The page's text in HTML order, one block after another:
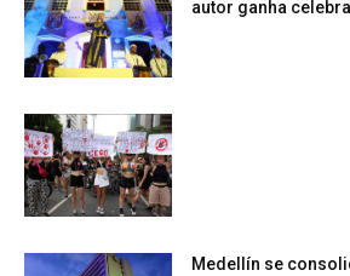
autor ganha
Medellín se